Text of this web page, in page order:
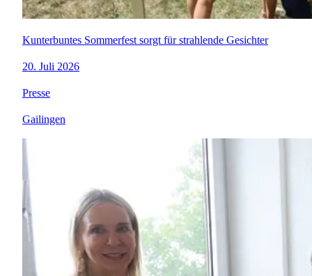
Kunterbuntes Sommerfest sorgt für strahlende Gesichter
20. Juli 2026
Presse
Gailingen